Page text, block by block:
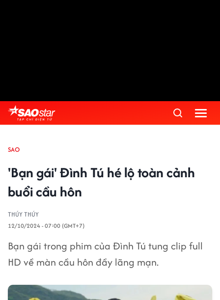
SAO
'Bạn gái' Đình Tú hé lộ toàn cảnh
buổi cầu hôn
THÚY THÚY
12/10/2024 - 07:00 (GMT+7)
Bạn gái trong phim của Đình Tú tung clip full
HD về màn cầu hôn đầy lãng mạn.